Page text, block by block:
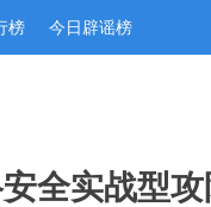
榜 今日辟谣榜
全实战型